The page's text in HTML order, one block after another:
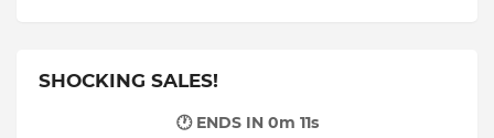
SHOCKING SALES!
🕐 ENDS IN 0m 10s